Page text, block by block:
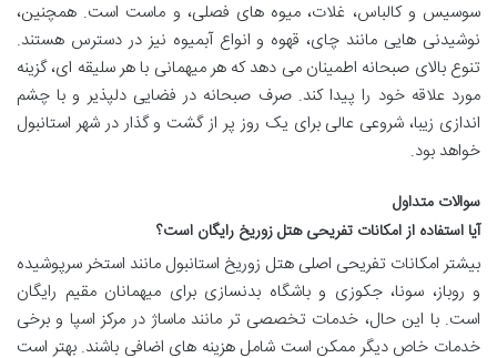
سوسیس و کالباس، غلات، میوه های فصلی، و ماست است. همچنین،
نوشیدنی هایی مانند چای، قهوه و انواع آبمیوه نیز در دسترس هستند.
تنوع بالای صبحانه اطمینان می دهد که هر میهمانی با هر سلیقه ای، گزینه
مورد علاقه خود را پیدا کند. صرف صبحانه در فضایی دلپذیر و با چشم
اندازی زیبا، شروعی عالی برای یک روز پر از گشت و گذار در شهر استانبول
خواهد بود.
سوالات متداول
آیا استفاده از امکانات تفریحی هتل زوریخ رایگان است؟
بیشتر امکانات تفریحی اصلی هتل زوریخ استانبول مانند استخر سرپوشیده
و روباز، سونا، جکوزی و باشگاه بدنسازی برای میهمانان مقیم رایگان
است. با این حال، خدمات تخصصی تر مانند ماساژ در مرکز اسپا و برخی
خدمات خاص دیگر ممکن است شامل هزینه های اضافی باشند. بهتر است